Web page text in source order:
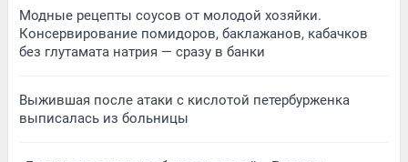
Модные рецепты соусов от молодой хозяйки.
Консервирование помидоров, баклажанов, кабачков
без глутамата натрия — сразу в банки
Выжившая после атаки с кислотой петербурженка
выписалась из больницы